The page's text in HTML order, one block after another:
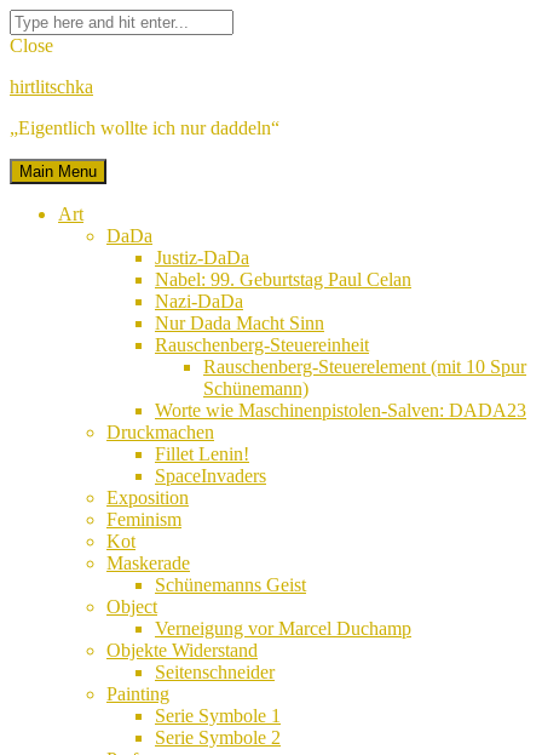
Skip
to
Facebook
Twitter
Google
Plus
Linkedin
Instagram
YouTube
Pinterest
Tumblr
Flickr
VK
Search
for:
Close
hirtlitschka
„Eigentlich wollte ich nur daddeln“
Main Menu
Art
DaDa
Justiz-DaDa
Nabel: 99. Geburtstag Paul Celan
Nazi-DaDa
Nur Dada Macht Sinn
Rauschenberg-Steuereinheit
Rauschenberg-Steuerelement (mit 10 Spur
Schünemann)
Worte wie Maschinenpistolen-Salven: DADA23
Druckmachen
Fillet Lenin!
SpaceInvaders
Exposition
Feminism
Kot
Maskerade
Schünemanns Geist
Object
Verneigung vor Marcel Duchamp
Objekte Widerstand
Seitenschneider
Painting
Serie Symbole 1
Serie Symbole 2